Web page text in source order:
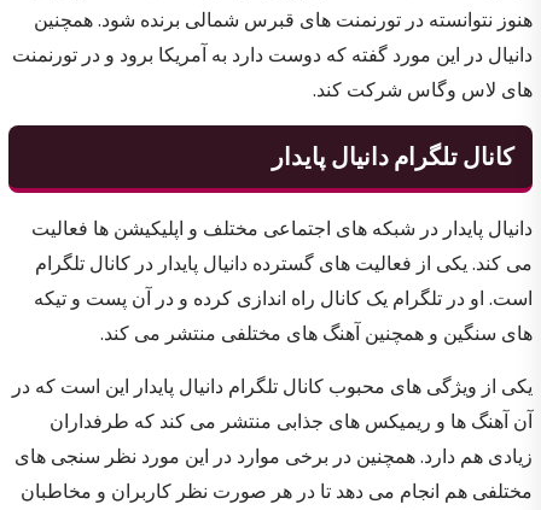
هنوز نتوانسته در تورنمنت های قبرس شمالی برنده شود. همچنین
دانیال در این مورد گفته که دوست دارد به آمریکا برود و در تورنمنت
های لاس وگاس شرکت کند.
کانال تلگرام دانیال پایدار
دانیال پایدار در شبکه های اجتماعی مختلف و اپلیکیشن ها فعالیت
می کند. یکی از فعالیت های گسترده دانیال پایدار در کانال تلگرام
است. او در تلگرام یک کانال راه اندازی کرده و در آن پست و تیکه
های سنگین و همچنین آهنگ های مختلفی منتشر می کند.
یکی از ویژگی های محبوب کانال تلگرام دانیال پایدار این است که در
آن آهنگ ها و ریمیکس های جذابی منتشر می کند که طرفداران
زیادی هم دارد. همچنین در برخی موارد در این مورد نظر سنجی های
مختلفی هم انجام می دهد تا در هر صورت نظر کاربران و مخاطبان